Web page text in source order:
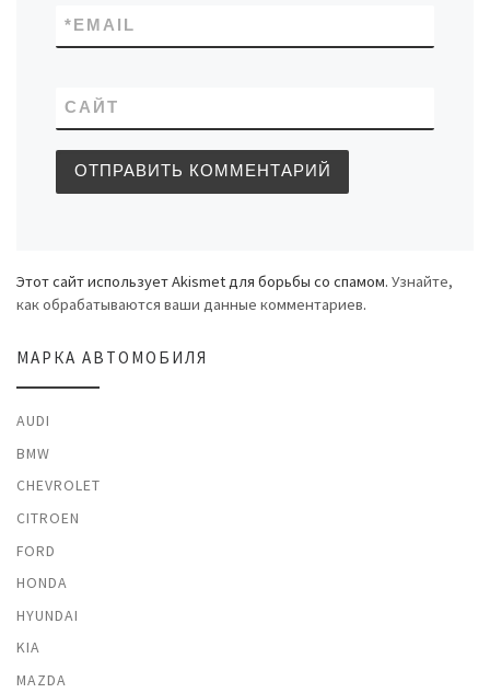
EMAIL
*
САЙТ
Этот сайт использует Akismet для борьбы со спамом. Узнайте,
как обрабатываются ваши данные комментариев.
МАРКА АВТОМОБИЛЯ
AUDI
BMW
CHEVROLET
CITROEN
FORD
HONDA
HYUNDAI
KIA
MAZDA